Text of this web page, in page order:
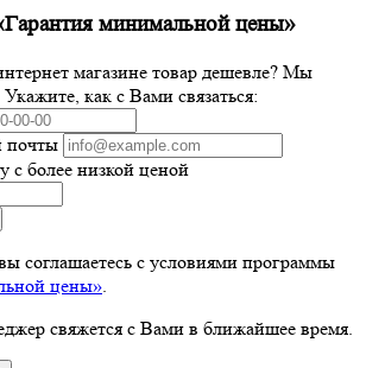
минимальной цены»
магазине товар дешевле? Мы
как с Вами связаться:
почты
с более низкой ценой
соглашаетесь с условиями программы
цены».
свяжется с Вами в ближайшее время.